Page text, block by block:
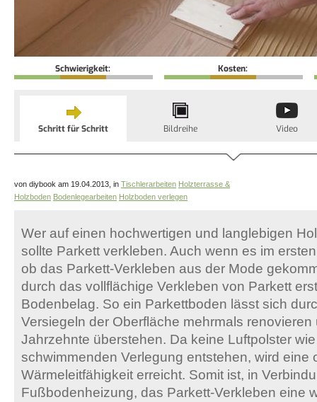
Schwierigkeit: Kosten:
Schritt für Schritt Bildreihe Video
von diybook am 19.04.2013, in Tischlerarbeiten Holzterrasse &
Holzboden Bodenlegearbeiten Holzboden verlegen
Wer auf einen hochwertigen und langlebigen
sollte Parkett verkleben. Auch wenn es im
ob das Parkett-Verkleben aus der Mode
durch das vollflächige Verkleben von Parkett
Bodenbelag. So ein Parkettboden lässt sich
Versiegeln der Oberfläche mehrmals
Jahrzehnte überstehen. Da keine Luftpolster
schwimmenden Verlegung entstehen, wird eine
Wärmeleitfähigkeit erreicht. Somit ist, in
Fußbodenheizung, das Parkett-Verkleben eine